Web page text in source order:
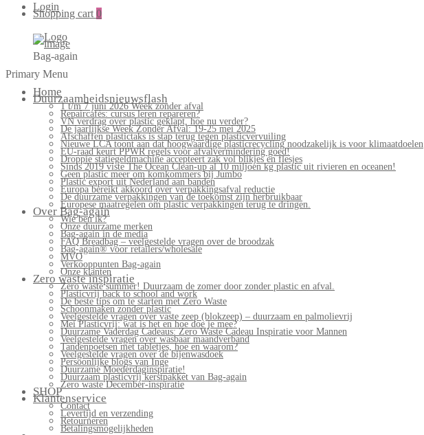
Login
Shopping cart 0
Bag-again
Primary Menu
Home
Duurzaamheidsnieuwsflash
1 t/m 7 juni 2026 Week zonder afval
Repaircafés: cursus leren repareren?
VN verdrag over plastic geklapt, hoe nu verder?
De jaarlijkse Week Zonder Afval: 19-25 mei 2025
Afschaffen plastictaks is stap terug tegen plasticvervuiling
Nieuwe LCA toont aan dat hoogwaardige plasticrecycling noodzakelijk is voor klimaatdoelen
EU-raad keurt PPWR regels voor afvalvermindering goed!
Droppie statiegeldmachine accepteert zak vol blikjes en flesjes
Sinds 2019 viste The Ocean Clean-up al 10 miljoen kg plastic uit rivieren en oceanen!
Geen plastic meer om komkommers bij Jumbo
Plastic export uit Nederland aan banden
Europa bereikt akkoord over verpakkingsafval reductie
De duurzame verpakkingen van de toekomst zijn herbruikbaar
Europese maatregelen om plastic verpakkingen terug te dringen.
Over Bag-again
Wie ben ik?
Onze duurzame merken
Bag-again in de media
FAQ Breadbag – veelgestelde vragen over de broodzak
Bag-again® voor retailers/wholesale
MVO
Verkooppunten Bag-again
Onze klanten
Zero waste inspiratie
Zero waste summer! Duurzaam de zomer door zonder plastic en afval.
Plasticvrij back to school and work
De beste tips om te starten met Zero Waste
Schoonmaken zonder plastic
Veelgestelde vragen over vaste zeep (blokzeep) – duurzaam en palmolievrij
Mei Plasticvrij: wat is het en hoe doe je mee?
Duurzame Vaderdag Cadeaus: Zero Waste Cadeau Inspiratie voor Mannen
Veelgestelde vragen over wasbaar maandverband
Tandenpoetsen met tabletjes, hoe en waarom?
Veelgestelde vragen over de bijenwasdoek
Persoonlijke blogs van Inge
Duurzame Moederdaginspiratie!
Duurzaam plasticvrij kerstpakket van Bag-again
Zero waste December-inspiratie
SHOP
Klantenservice
Contact
Levertijd en verzending
Retourneren
Betalingsmogelijkheden